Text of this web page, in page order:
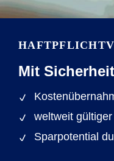
Mit Sicherheit
weltweit
Sparpotential